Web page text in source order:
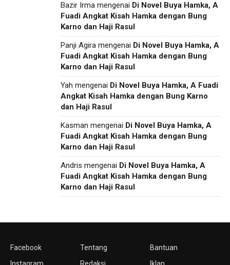
Bazir Irma mengenai Di Novel Buya Hamka, A
Fuadi Angkat Kisah Hamka dengan Bung
Karno dan Haji Rasul
Panji Agira mengenai Di Novel Buya Hamka, A
Fuadi Angkat Kisah Hamka dengan Bung
Karno dan Haji Rasul
Yah mengenai Di Novel Buya Hamka, A Fuadi
Angkat Kisah Hamka dengan Bung Karno
dan Haji Rasul
Kasman mengenai Di Novel Buya Hamka, A
Fuadi Angkat Kisah Hamka dengan Bung
Karno dan Haji Rasul
Andris mengenai Di Novel Buya Hamka, A
Fuadi Angkat Kisah Hamka dengan Bung
Karno dan Haji Rasul
Facebook
Tentang
Bantuan